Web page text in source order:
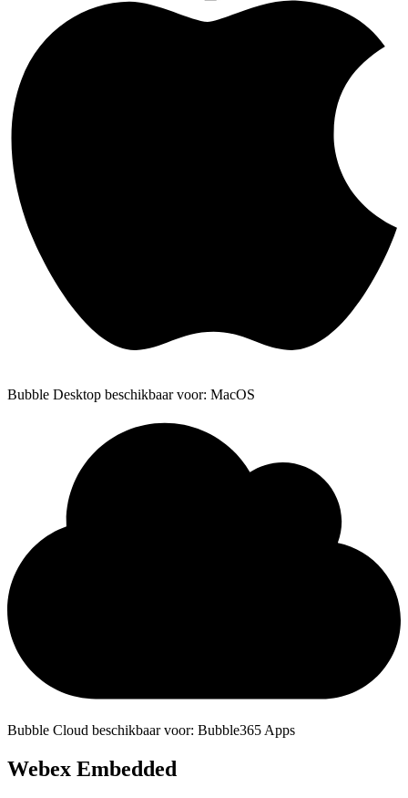
Bubble Desktop beschikbaar voor: MacOS
Bubble Cloud beschikbaar voor: Bubble365 Apps
Webex Embedded